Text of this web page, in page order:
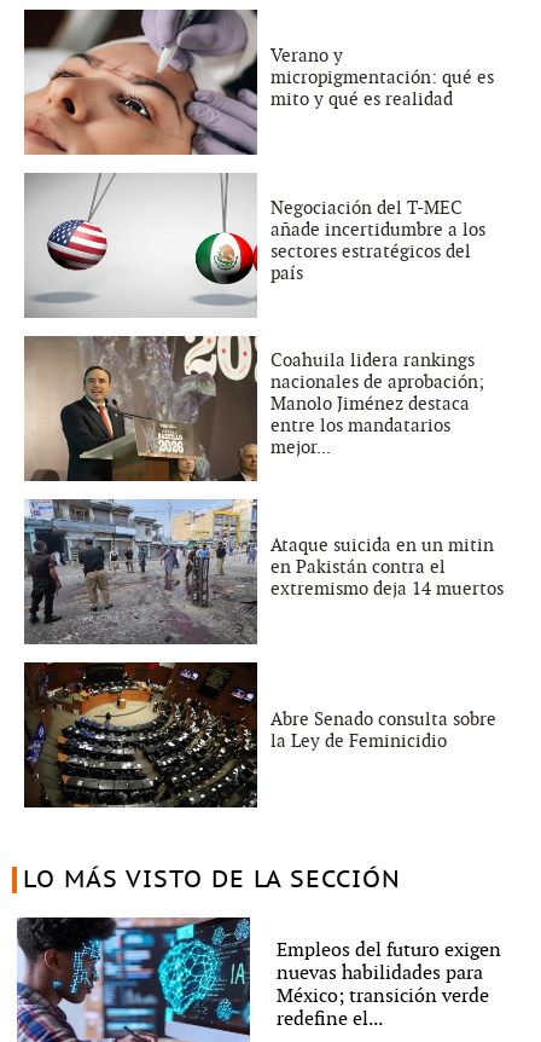
Verano y
micropigmentación: qué es
mito y qué es realidad
Negociación del T-MEC
añade incertidumbre a los
sectores estratégicos del
país
Coahuila lidera rankings
nacionales de aprobación;
Manolo Jiménez destaca
entre los mandatarios
mejor...
Ataque suicida en un mitin
en Pakistán contra el
extremismo deja 14 muertos
Abre Senado consulta sobre
la Ley de Feminicidio
LO MÁS VISTO DE LA SECCIÓN
Empleos del futuro exigen
nuevas habilidades para
México; transición verde
redefine el...